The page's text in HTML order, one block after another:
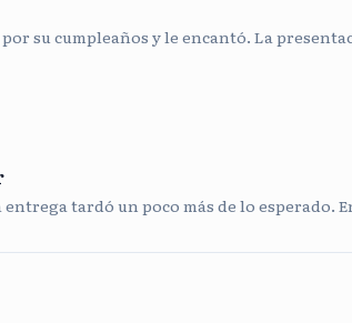
su cumpleaños y le encantó. La
tardó un poco más de lo esperado.